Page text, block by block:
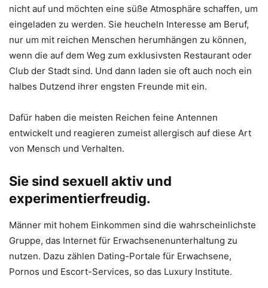
nicht auf und möchten eine süße Atmosphäre schaffen, um
eingeladen zu werden. Sie heucheln Interesse am Beruf,
nur um mit reichen Menschen herumhängen zu können,
wenn die auf dem Weg zum exklusivsten Restaurant oder
Club der Stadt sind. Und dann laden sie oft auch noch ein
halbes Dutzend ihrer engsten Freunde mit ein.
Dafür haben die meisten Reichen feine Antennen
entwickelt und reagieren zumeist allergisch auf diese Art
von Mensch und Verhalten.
Sie sind sexuell aktiv und
experimentierfreudig.
Männer mit hohem Einkommen sind die wahrscheinlichste
Gruppe, das Internet für Erwachsenenunterhaltung zu
nutzen. Dazu zählen Dating-Portale für Erwachsene,
Pornos und Escort-Services, so das Luxury Institute.